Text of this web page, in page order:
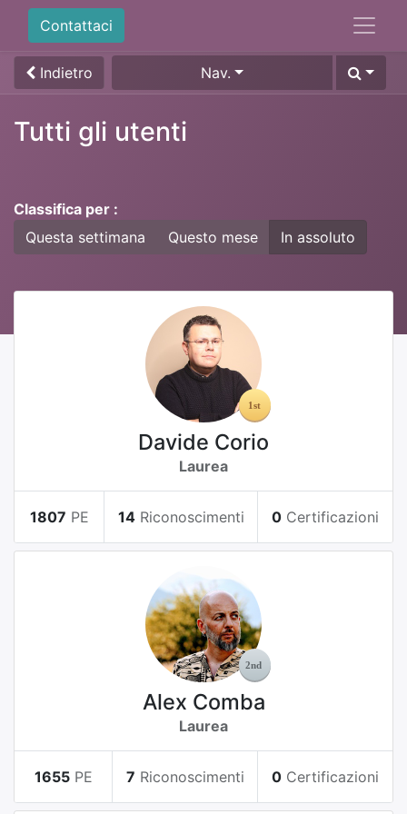
Contattaci
Indietro Nav.
Tutti gli utenti
Classifica per :
Questa settimana
Questo mese In assoluto
Davide Corio
Laurea
1807 PE 14 Riconoscimenti 0 Certificazioni
Alex Comba
Laurea
1655 PE 7 Riconoscimenti 0 Certificazioni